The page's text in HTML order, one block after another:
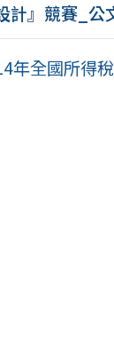
計』競賽_公
年全國所得